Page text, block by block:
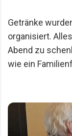
Getränke
organisiert.
Abend zu
wie ein